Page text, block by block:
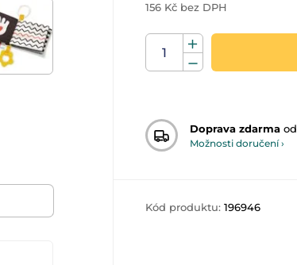
156 Kč bez DPH
Doprava zdarma od
Možnosti doručení ›
Kód produktu: 196946